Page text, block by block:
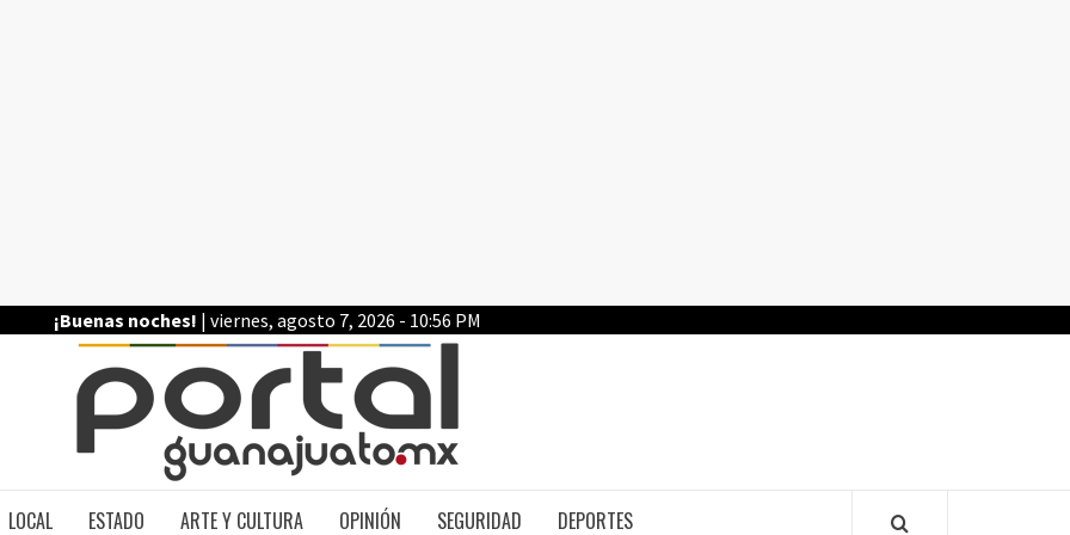
¡Buenas noches! | viernes, agosto 7, 2026 - 10:56 PM
LOCAL ESTADO ARTE Y CULTURA OPINIÓN SEGURIDAD DEPORTES